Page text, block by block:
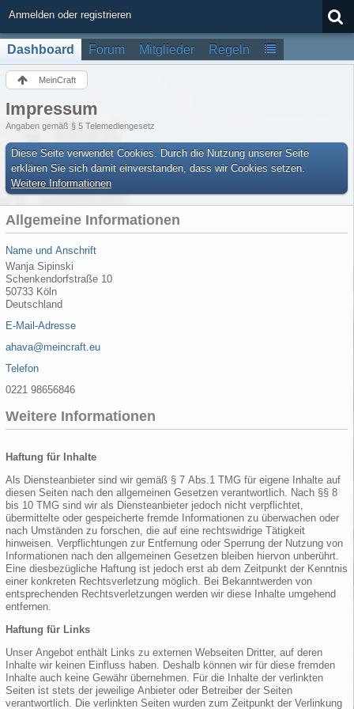
Anmelden oder registrieren
Dashboard Forum Mitglieder Regeln
MeinCraft
Impressum
Angaben gemäß § 5 Telemediengesetz
Diese Seite verwendet Cookies. Durch die Nutzung unserer Seite
erklären Sie sich damit einverstanden, dass wir Cookies setzen.
Weitere Informationen
Allgemeine Informationen
Name und Anschrift
Wanja Sipinski
Schenkendorfstraße 10
50733 Köln
Deutschland
E-Mail-Adresse
ahava@meincraft.eu
Telefon
0221 98656846
Weitere Informationen
Haftung für Inhalte
Als Diensteanbieter sind wir gemäß § 7 Abs.1 TMG für eigene Inhalte auf
diesen Seiten nach den allgemeinen Gesetzen verantwortlich. Nach §§ 8
bis 10 TMG sind wir als Diensteanbieter jedoch nicht verpflichtet,
übermittelte oder gespeicherte fremde Informationen zu überwachen oder
nach Umständen zu forschen, die auf eine rechtswidrige Tätigkeit
hinweisen. Verpflichtungen zur Entfernung oder Sperrung der Nutzung von
Informationen nach den allgemeinen Gesetzen bleiben hiervon unberührt.
Eine diesbezügliche Haftung ist jedoch erst ab dem Zeitpunkt der Kenntnis
einer konkreten Rechtsverletzung möglich. Bei Bekanntwerden von
entsprechenden Rechtsverletzungen werden wir diese Inhalte umgehend
entfernen.
Haftung für Links
Unser Angebot enthält Links zu externen Webseiten Dritter, auf deren
Inhalte wir keinen Einfluss haben. Deshalb können wir für diese fremden
Inhalte auch keine Gewähr übernehmen. Für die Inhalte der verlinkten
Seiten ist stets der jeweilige Anbieter oder Betreiber der Seiten
verantwortlich. Die verlinkten Seiten wurden zum Zeitpunkt der Verlinkung